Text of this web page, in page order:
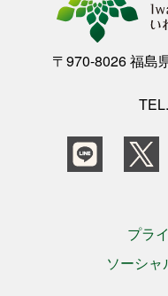
〒970-8026 福島
プラ
ソーシ